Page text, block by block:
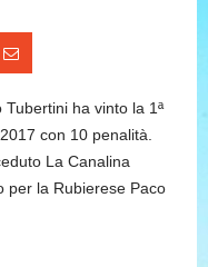
ha vinto la 1ª
con 10 penalità.
La Canalina
per la Rubierese Paco